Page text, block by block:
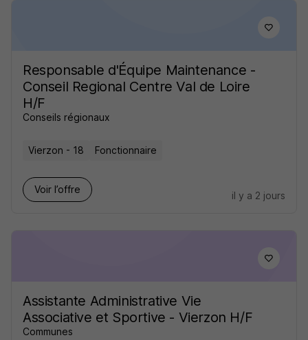
Responsable d'Équipe Maintenance -
Conseil Regional Centre Val de Loire
H/F
Conseils régionaux
Vierzon - 18 Fonctionnaire
Voir l’offre
il y a 2 jours
Assistante Administrative Vie
Associative et Sportive - Vierzon H/F
Communes